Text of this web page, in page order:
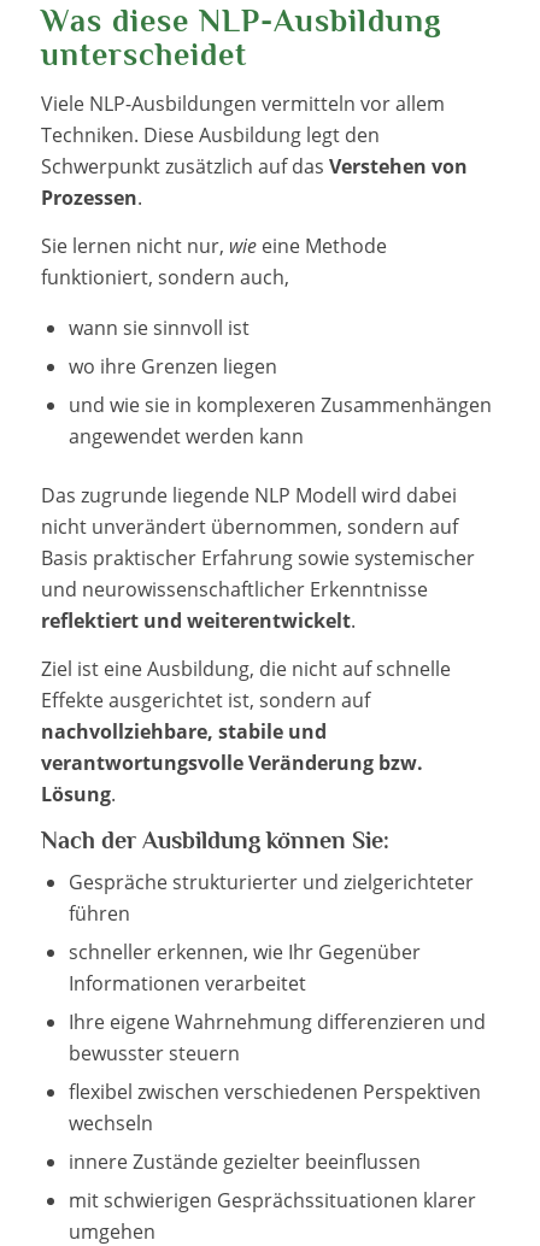
Was diese NLP-Ausbildung
unterscheidet
Viele NLP-Ausbildungen vermitteln vor allem
Techniken. Diese Ausbildung legt den
Schwerpunkt zusätzlich auf das Verstehen von
Prozessen.
Sie lernen nicht nur, wieeine Methode
funktioniert, sondern auch,
wann sie sinnvoll ist
wo ihre Grenzen liegen
und wie sie in komplexeren Zusammenhängen
angewendet werden kann
Das zugrunde liegende NLP Modell wird dabei
nicht unverändert übernommen, sondern auf
Basis praktischer Erfahrung sowie systemischer
und neurowissenschaftlicher Erkenntnisse
reflektiert und weiterentwickelt.
Ziel ist eine Ausbildung, die nicht auf schnelle
Effekte ausgerichtet ist, sondern auf
nachvollziehbare, stabile und
verantwortungsvolle Veränderung bzw.
Lösung.
Nach der Ausbildung können Sie:
Gespräche strukturierter und zielgerichteter
führen
schneller erkennen, wie Ihr Gegenüber
Informationen verarbeitet
Ihre eigene Wahrnehmung differenzieren und
bewusster steuern
flexibel zwischen verschiedenen Perspektiven
wechseln
innere Zustände gezielter beeinflussen
mit schwierigen Gesprächssituationen klarer
umgehen